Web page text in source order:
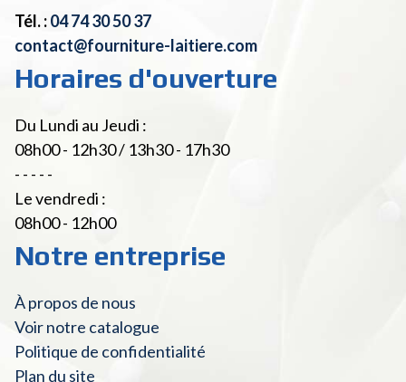
Tél. :04 74 30 50 37
contact@fourniture-laitiere.com
Horaires d'ouverture
Du Lundi au Jeudi :
08h00 - 12h30 / 13h30 - 17h30
- - - - -
Le vendredi :
08h00 - 12h00
Notre entreprise
À propos de nous
Voir notre catalogue
Politique de confidentialité
Plan du site